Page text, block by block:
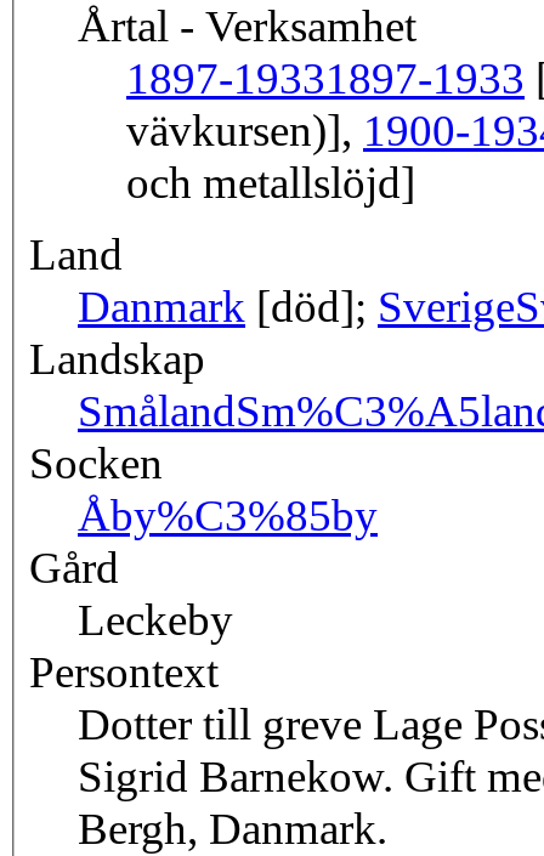
Årtal - Verksamhet
1897-19331897-1933
vävkursen)], 1900-
och metallslöjd]
Land
Danmark [död]; Sverige
Landskap
Småland
Socken
Åby%C3%85by
Gård
Leckeby
Persontext
Dotter till greve Lage
Sigrid Barnekow. Gift
Bergh, Danmark.